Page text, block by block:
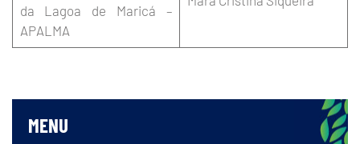
MENU
da Lagoa de Maricá –
APALMA